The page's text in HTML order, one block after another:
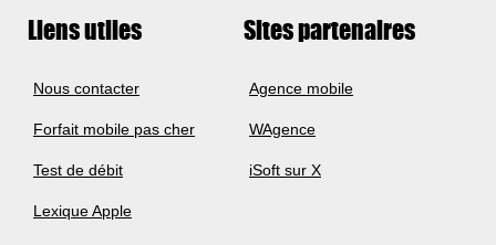
Liens utiles
Nous contacter
Forfait mobile pas cher
Test de débit
Lexique Apple
Sites partenaires
Agence mobile
WAgence
iSoft sur X